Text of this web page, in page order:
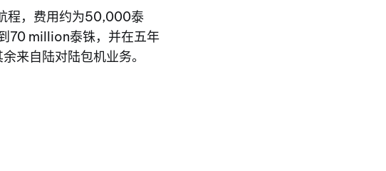
程，费用约为50,000泰
70 million泰铢，并在五年
来自陆对陆包机业务。